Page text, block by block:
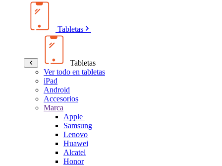
Tabletas
Tabletas
Ver todo en tabletas
iPad
Android
Accesorios
Marca
Apple
Samsung
Lenovo
Huawei
Alcatel
Honor